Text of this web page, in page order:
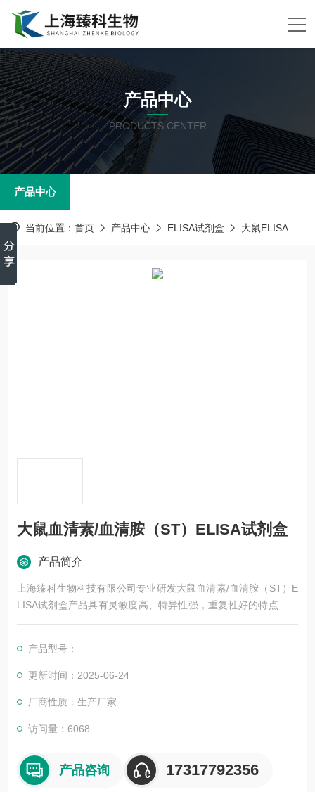
产品中心
PRODUCTS CENTER
产品中心
当前位置： 首页 产品中心 ELISA试剂盒 大鼠ELISA试剂盒
大鼠血清素/血清胺（ST）ELISA试剂盒
产品简介
上海臻科生物科技有限公司专业研发大鼠血清素/血清胺（ST）E
LISA试剂盒产品具有灵敏度高、特异性强，重复性好的特点。可
检测生长因子、炎症因子、等，适用血清、血浆等等多种标本类
的销售。为响应广大科研工作者的需求我司特别推出定制ELISA
试剂盒和专业免费代测两大服务，如需了解可咨询我司客户人
产品型号：
更新时间：2025-06-24
厂商性质：生产厂家
访问量：6068
产品咨询 17317792356